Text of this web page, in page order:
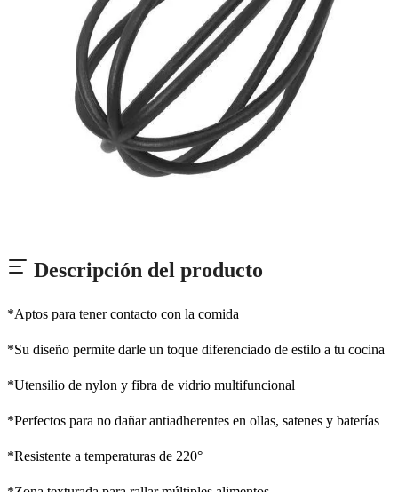
Descripción del producto
*Aptos para tener contacto con la comida
*Su diseño permite darle un toque diferenciado de estilo a tu cocina
*Utensilio de nylon y fibra de vidrio multifuncional
*Perfectos para no dañar antiadherentes en ollas, satenes y baterías
*Resistente a temperaturas de 220°